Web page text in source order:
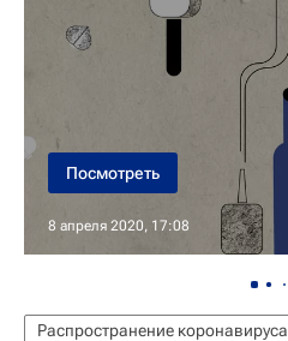
8 апреля 2020, 17:08
Посмотреть
Распространение коронавируса